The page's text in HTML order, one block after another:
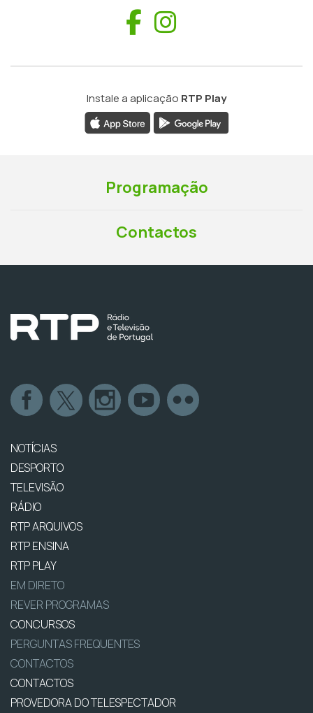
Facebook
Instale a aplicação RTP Play
Programação
Contactos
NOTÍCIAS
DESPORTO
TELEVISÃO
RÁDIO
RTP ARQUIVOS
RTP ENSINA
RTP PLAY
EM DIRETO
REVER PROGRAMAS
CONCURSOS
PERGUNTAS FREQUENTES
CONTACTOS
CONTACTOS
PROVEDORA DO TELESPECTADOR